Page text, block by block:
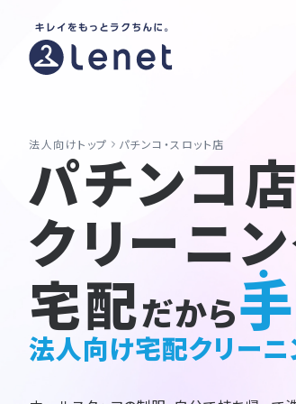
法人向けトップ パチンコ・スロット店
パチンコ
クリーニ
宅配だから
法人向け宅配クリーニ